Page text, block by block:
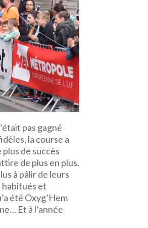
pas gagné
la course a
de succès
de plus en plus.
à pâlir de leurs
habitués et
été Oxyg’Hem
Et à l’année